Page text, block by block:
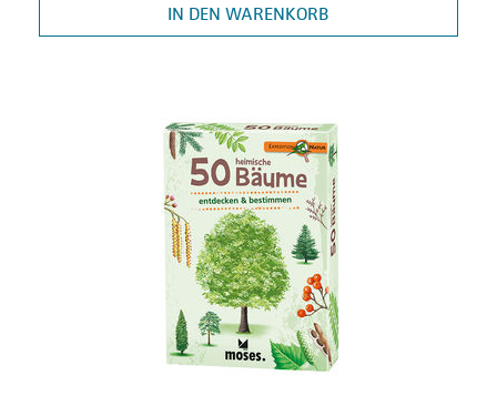
IN DEN WARENKORB